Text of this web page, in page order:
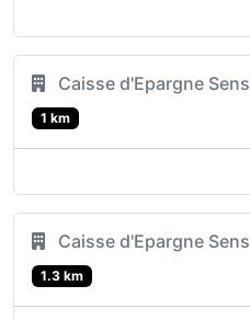
Caisse d'Epargne Sens
1 km
Caisse d'Epargne Sens
1.3 km